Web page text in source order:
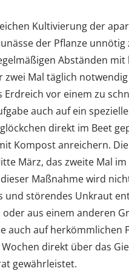
Kultivierung der
der Pflanze unnötig
Abständen mit
Mal täglich
vor einem zu
auch auf ein
direkt im Beet
Kompost anreichern.
März, das zweite Mal
Maßnahme wird
störendes Unkraut
aus einem anderen
auch auf herkömmlichen
direkt über das
gewährleistet.